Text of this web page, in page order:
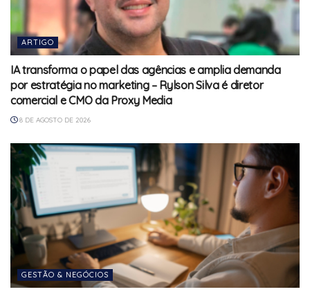
ARTIGO
IA transforma o papel das agências e amplia demanda
por estratégia no marketing – Rylson Silva é diretor
comercial e CMO da Proxy Media
8 DE AGOSTO DE 2026
GESTÃO & NEGÓCIOS